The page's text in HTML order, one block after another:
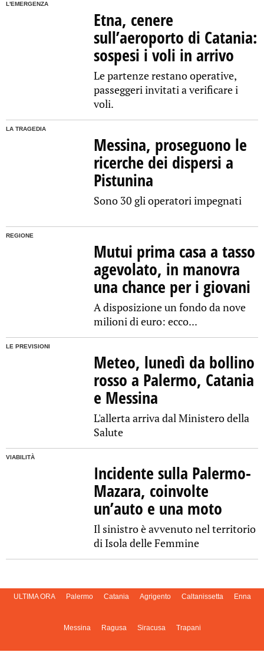
L'EMERGENZA
Etna, cenere
sull’aeroporto di Catania:
sospesi i voli in arrivo
Le partenze restano operative,
passeggeri invitati a verificare i
voli.
LA TRAGEDIA
Messina, proseguono le
ricerche dei dispersi a
Pistunina
Sono 30 gli operatori impegnati
REGIONE
Mutui prima casa a tasso
agevolato, in manovra
una chance per i giovani
A disposizione un fondo da nove
milioni di euro: ecco...
LE PREVISIONI
Meteo, lunedì da bollino
rosso a Palermo, Catania
e Messina
L'allerta arriva dal Ministero della
Salute
VIABILITÀ
Incidente sulla Palermo-
Mazara, coinvolte
un’auto e una moto
Il sinistro è avvenuto nel territorio
di Isola delle Femmine
ULTIMA ORA Palermo Catania Agrigento Caltanissetta Enna
Messina Ragusa Siracusa Trapani